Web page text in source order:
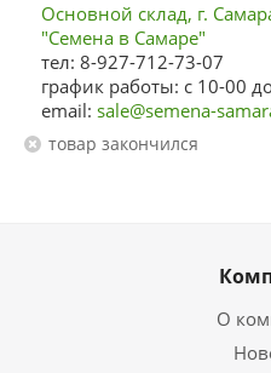
Основной склад, г.
"Семена в Самаре"
тел: 8-927-712-73-07
график работы: с 10-00
email: sale@semena-
Товар закончился
О